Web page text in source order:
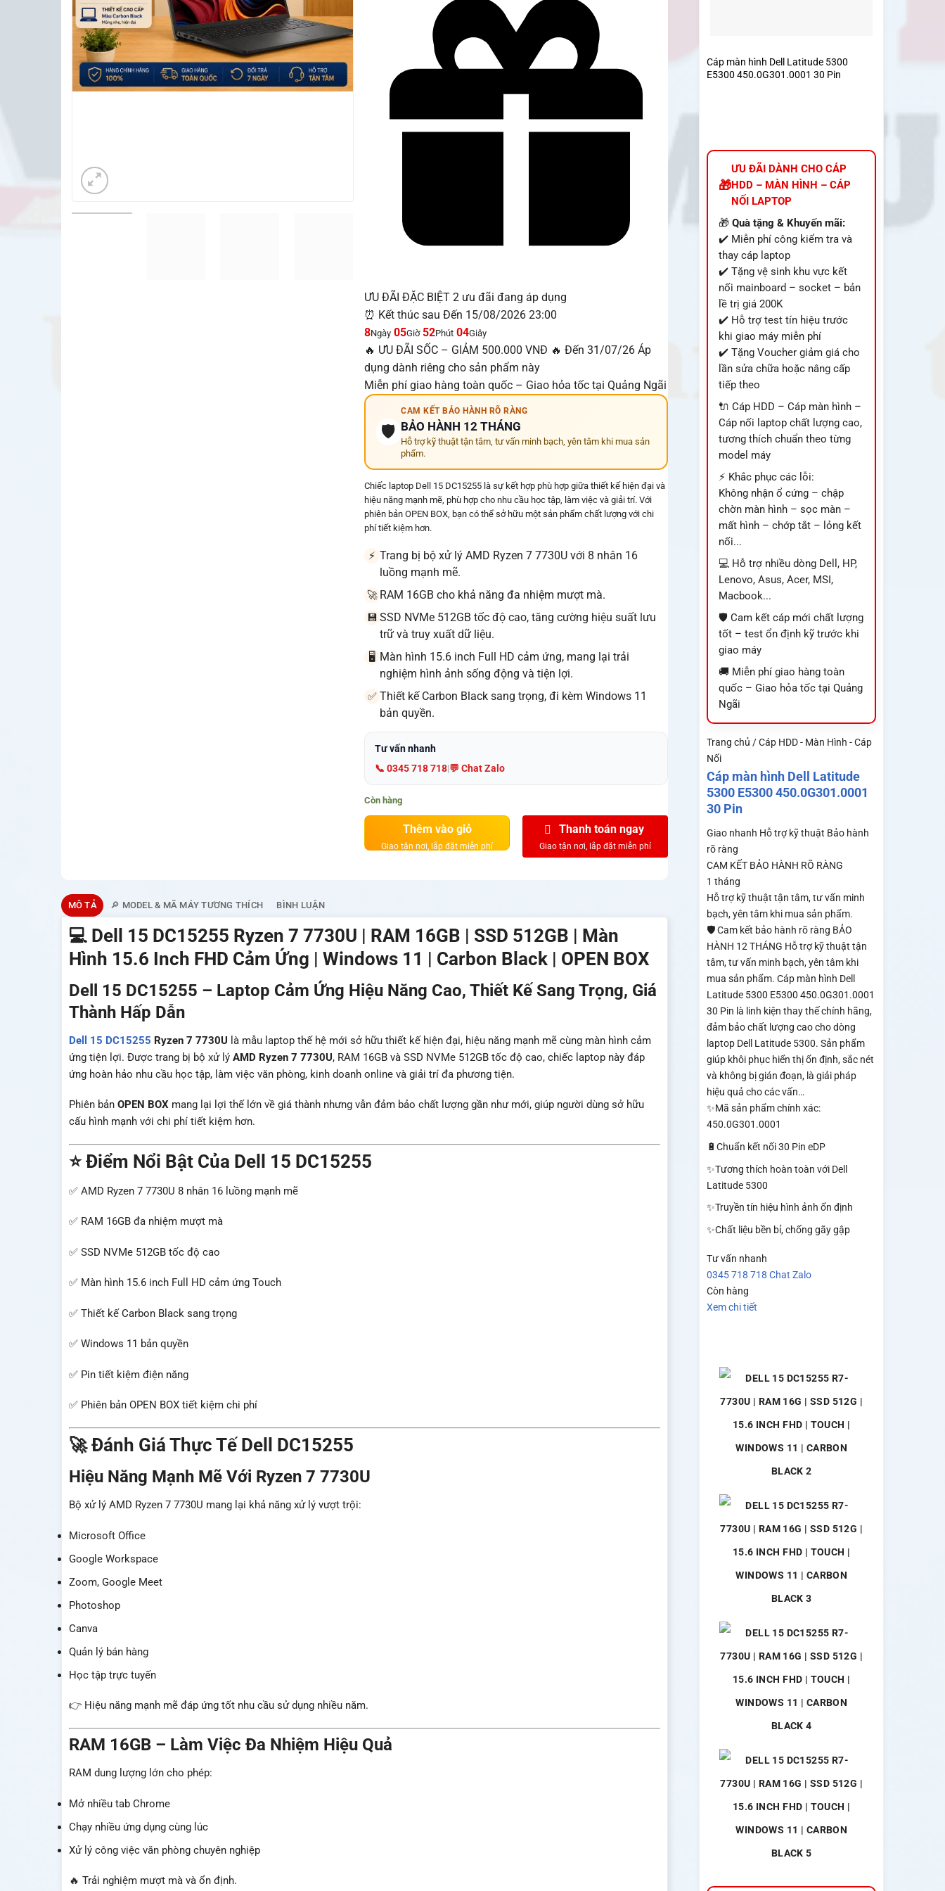
Cáp màn hình Dell Latitude 5300
E5300 450.0G301.0001 30 Pin
ƯU ĐÃI DÀNH CHO CÁP
HDD – MÀN HÌNH – CÁP
NỐI LAPTOP
🎁Quà tặng & Khuyến mãi:
✔️ Miễn phí công kiểm tra và
thay cáp laptop
✔️ Tặng vệ sinh khu vực kết
nối mainboard – socket – bản
lề trị giá 200K
✔️ Hỗ trợ test tín hiệu trước
khi giao máy miễn phí
✔️ Tặng Voucher giảm giá cho
lần sửa chữa hoặc nâng cấp
tiếp theo
🔌 Cáp HDD – Cáp màn hình –
Cáp nối laptop chất lượng cao,
tương thích chuẩn theo từng
model máy
⚡ Khắc phục các lỗi:
Không nhận ổ cứng – chập
chờn màn hình – sọc màn –
mất hình – chớp tắt – lỏng kết
nối...
💻 Hỗ trợ nhiều dòng Dell, HP,
Lenovo, Asus, Acer, MSI,
Macbook...
🛡️ Cam kết cáp mới chất lượng
tốt – test ổn định kỹ trước khi
giao máy
🚚 Miễn phí giao hàng toàn
quốc – Giao hỏa tốc tại Quảng
Ngãi
Trang chủ / Cáp HDD - Màn Hình - Cáp
Nối
Cáp màn hình Dell Latitude
5300 E5300 450.0G301.0001
30 Pin
Giao nhanh Hỗ trợ kỹ thuật Bảo hành
rõ ràng
CAM KẾT BẢO HÀNH RÕ RÀNG
1 tháng
Hỗ trợ kỹ thuật tận tâm, tư vấn minh
bạch, yên tâm khi mua sản phẩm.
🛡️ Cam kết bảo hành rõ ràng BẢO
HÀNH 12 THÁNG Hỗ trợ kỹ thuật tận
tâm, tư vấn minh bạch, yên tâm khi
mua sản phẩm. Cáp màn hình Dell
Latitude 5300 E5300 450.0G301.0001
30 Pin là linh kiện thay thế chính hãng,
đảm bảo chất lượng cao cho dòng
laptop Dell Latitude 5300. Sản phẩm
giúp khôi phục hiển thị ổn định, sắc nét
và không bị gián đoạn, là giải pháp
hiệu quả cho các vấn…
✨Mã sản phẩm chính xác:
450.0G301.0001
🔋Chuẩn kết nối 30 Pin eDP
✨Tương thích hoàn toàn với Dell
Latitude 5300
✨Truyền tín hiệu hình ảnh ổn định
✨Chất liệu bền bỉ, chống gãy gập
Tư vấn nhanh
0345 718 718 Chat Zalo
Còn hàng
Xem chi tiết
ƯU ĐÃI ĐẶC BIỆT 2 ưu đãi đang áp dụng
⏰ Kết thúc sau Đến 15/08/2026 23:00
8Ngày 05Giờ 52Phút 04Giây
🔥 ƯU ĐÃI SỐC – GIẢM 500.000 VNĐ 🔥 Đến 31/07/26 Áp
dụng dành riêng cho sản phẩm này
Miễn phí giao hàng toàn quốc – Giao hỏa tốc tại Quảng Ngãi
🛡️
CAM KẾT BẢO HÀNH RÕ RÀNG
BẢO HÀNH 12 THÁNG
Hỗ trợ kỹ thuật tận tâm, tư vấn minh bạch, yên tâm khi mua sản
phẩm.
Chiếc laptop Dell 15 DC15255 là sự kết hợp phù hợp giữa thiết kế hiện đại và
hiệu năng mạnh mẽ, phù hợp cho nhu cầu học tập, làm việc và giải trí. Với
phiên bản OPEN BOX, bạn có thể sở hữu một sản phẩm chất lượng với chi
phí tiết kiệm hơn.
⚡ Trang bị bộ xử lý AMD Ryzen 7 7730U với 8 nhân 16
luồng mạnh mẽ.
🚀 RAM 16GB cho khả năng đa nhiệm mượt mà.
💾 SSD NVMe 512GB tốc độ cao, tăng cường hiệu suất lưu
trữ và truy xuất dữ liệu.
🖥️ Màn hình 15.6 inch Full HD cảm ứng, mang lại trải
nghiệm hình ảnh sống động và tiện lợi.
✅ Thiết kế Carbon Black sang trọng, đi kèm Windows 11
bản quyền.
Tư vấn nhanh
📞 0345 718 718|💬 Chat Zalo
Còn hàng
Thêm vào giỏ Thanh toán ngay
MÔ TẢ 🔎 MODEL & MÃ MÁY TƯƠNG THÍCH BÌNH LUẬN
💻 Dell 15 DC15255 Ryzen 7 7730U | RAM 16GB | SSD 512GB | Màn
Hình 15.6 Inch FHD Cảm Ứng | Windows 11 | Carbon Black | OPEN BOX
Dell 15 DC15255 – Laptop Cảm Ứng Hiệu Năng Cao, Thiết Kế Sang Trọng, Giá
Thành Hấp Dẫn
Dell 15 DC15255 Ryzen 7 7730U là mẫu laptop thế hệ mới sở hữu thiết kế hiện đại, hiệu năng mạnh mẽ cùng màn hình cảm
ứng tiện lợi. Được trang bị bộ xử lý AMD Ryzen 7 7730U, RAM 16GB và SSD NVMe 512GB tốc độ cao, chiếc laptop này đáp
ứng hoàn hảo nhu cầu học tập, làm việc văn phòng, kinh doanh online và giải trí đa phương tiện.
Phiên bản OPEN BOX mang lại lợi thế lớn về giá thành nhưng vẫn đảm bảo chất lượng gần như mới, giúp người dùng sở hữu
cấu hình mạnh với chi phí tiết kiệm hơn.
⭐ Điểm Nổi Bật Của Dell 15 DC15255
✅ AMD Ryzen 7 7730U 8 nhân 16 luồng mạnh mẽ
✅ RAM 16GB đa nhiệm mượt mà
✅ SSD NVMe 512GB tốc độ cao
✅ Màn hình 15.6 inch Full HD cảm ứng Touch
✅ Thiết kế Carbon Black sang trọng
✅ Windows 11 bản quyền
✅ Pin tiết kiệm điện năng
✅ Phiên bản OPEN BOX tiết kiệm chi phí
🚀 Đánh Giá Thực Tế Dell DC15255
Hiệu Năng Mạnh Mẽ Với Ryzen 7 7730U
Bộ xử lý AMD Ryzen 7 7730U mang lại khả năng xử lý vượt trội:
Microsoft Office
Google Workspace
Zoom, Google Meet
Photoshop
Canva
Quản lý bán hàng
Học tập trực tuyến
👉 Hiệu năng mạnh mẽ đáp ứng tốt nhu cầu sử dụng nhiều năm.
RAM 16GB – Làm Việc Đa Nhiệm Hiệu Quả
RAM dung lượng lớn cho phép:
Mở nhiều tab Chrome
Chạy nhiều ứng dụng cùng lúc
Xử lý công việc văn phòng chuyên nghiệp
🔥 Trải nghiệm mượt mà và ổn định.